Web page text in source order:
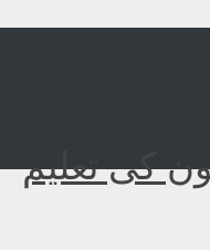
کی تعلیم